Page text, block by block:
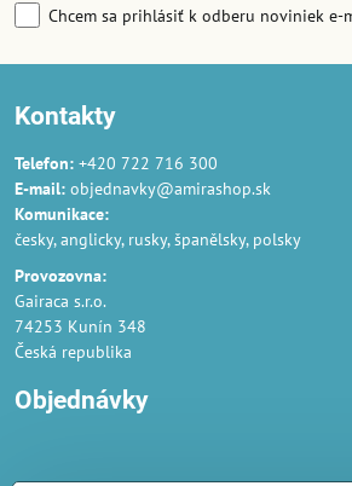
Chcem sa prihlásiť k odberu noviniek e-
Kontakty
Telefon: +420 722 716 300
E-mail: objednavky@amirashop.sk
Komunikace:
česky, anglicky, rusky, španělsky, polsky
Provozovna:
Gairaca s.r.o.
74253 Kunín 348
Česká republika
Objednávky